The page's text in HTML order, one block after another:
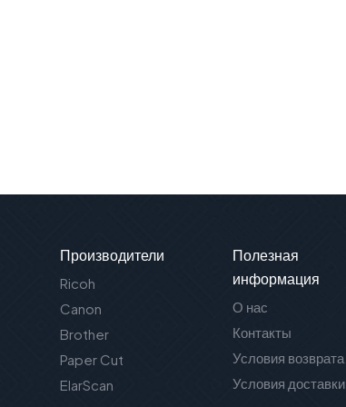
Производители
Ricoh
Canon
Brother
Paper Cut
ElarScan
Полезная
информация
О нас
Контакты
Условия возврата
Условия доставки